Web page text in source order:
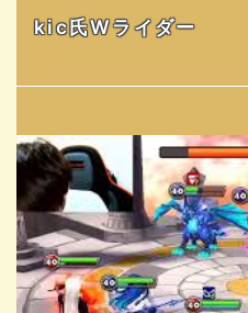
kic氏Wライダー